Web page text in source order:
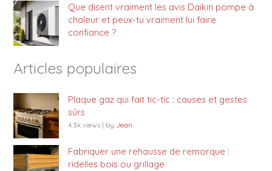
Que disent vraiment les avis Daikin pompe à
chaleur et peux-tu vraiment lui faire
confiance ?
Articles populaires
Plaque gaz qui fait tic-tic : causes et gestes
sûrs
4.3k views | by Jean
Fabriquer une rehausse de remorque :
ridelles bois ou grillage